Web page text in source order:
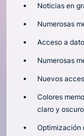
Noticias en
Numerosas
Acceso a
Numerosas
Nuevos
Colores
claro y oscuro
Optimización